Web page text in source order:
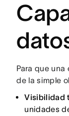
Para que
de la simple
Visibilidad
unidades